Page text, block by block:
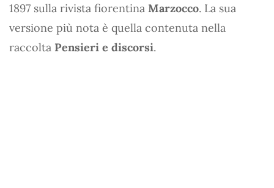
1897 sulla rivista fiorentina Marzocco. La sua
versione più nota è quella contenuta nella
raccolta Pensieri e discorsi.